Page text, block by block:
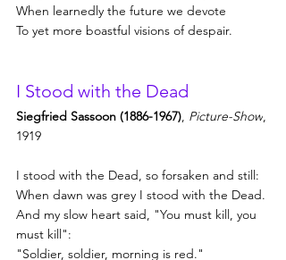
When learnedly the future we devote
To yet more boastful visions of despair.
I Stood with the Dead
Siegfried Sassoon (1886-1967), Picture-Show,
1919
I stood with the Dead, so forsaken and still:
When dawn was grey I stood with the Dead.
And my slow heart said, "You must kill, you
must kill":
"Soldier, soldier, morning is red."